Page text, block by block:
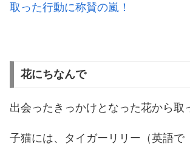
取った行動に称賛の嵐！
花にちなんで
出会ったきっかけとなった花から
子猫には、タイガーリリー（英語で